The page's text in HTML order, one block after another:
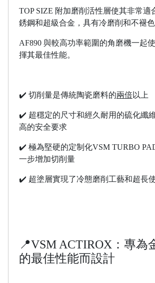
TOP SIZE 附加磨削活性層使其非常適
銹鋼和超級合金，具有冷磨削和不褪色
AF890 與較高功率範圍的角磨機一起
揮其最佳性能。
✔️ 切削量是傳統陶瓷磨料的兩倍以上
✔️ 超穩定的尺寸和經久耐用的硫化纖
高的安全要求
✔️ 極為堅硬的定制化VSM TURBO
一步增加切削量
✔️ 超塗層實現了冷態磨削工藝和超長
📍VSM ACTIROX：專為
的最佳性能而設計